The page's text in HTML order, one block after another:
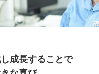
成長することで